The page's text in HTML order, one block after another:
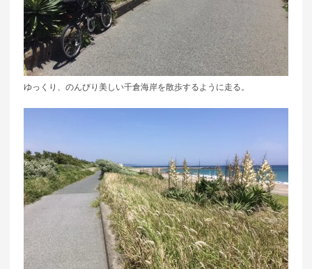
ゆっくり、のんびり美しい千倉海岸を散歩するように走る。